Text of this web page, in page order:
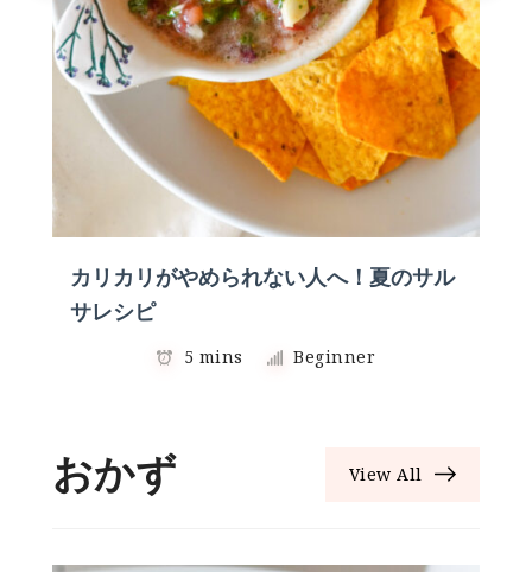
カリカリがやめられない人へ！夏のサル
サレシピ
5 mins Beginner
おかず View All